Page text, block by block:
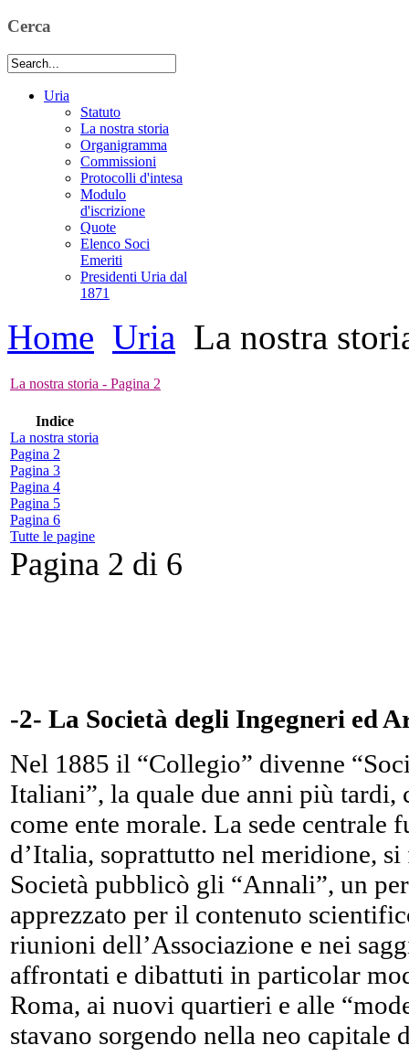
Cerca
Uria
Statuto
La nostra storia
Organigramma
Commissioni
Protocolli d'intesa
Modulo
d'iscrizione
Quote
Elenco Soci
Emeriti
Presidenti Uria dal
1871
Home Uria La nostra
La nostra storia - Pagina 2
Indice
La nostra storia
Pagina 2
Pagina 3
Pagina 4
Pagina 5
Pagina 6
Tutte le pagine
Pagina 2 di 6
-2- La Società degli Ingegneri ed
Nel 1885 il “Collegio” divenne
Italiani”, la quale due anni più tardi,
come ente morale. La sede centrale
d’Italia, soprattutto nel meridione,
Società pubblicò gli “Annali”, un
apprezzato per il contenuto
riunioni dell’Associazione e nei
affrontati e dibattuti in particolar
Roma, ai nuovi quartieri e alle
stavano sorgendo nella neo capitale